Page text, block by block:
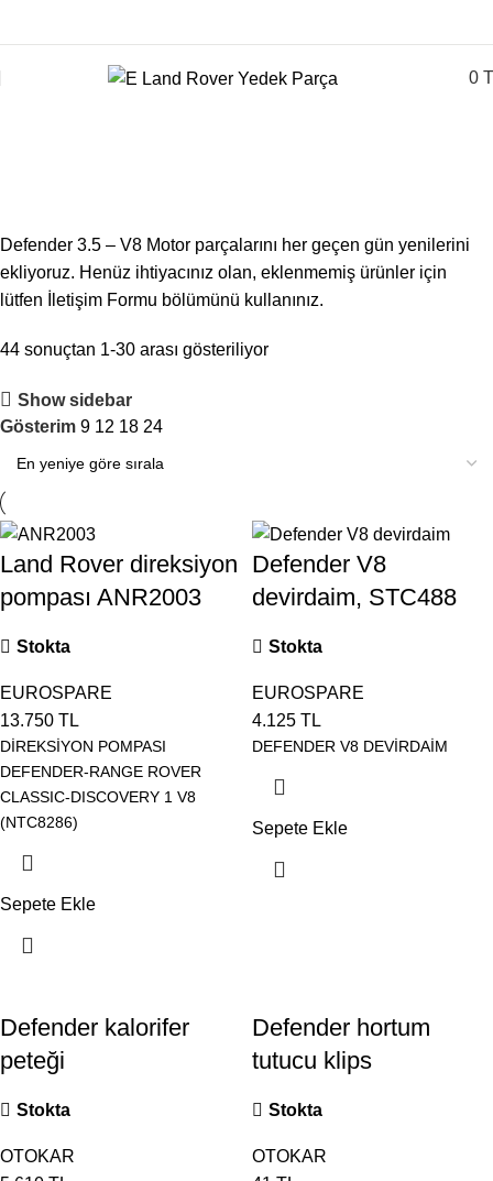
0
Defender 3.5 – V8 Motor parçalarını her geçen gün yenilerini
ekliyoruz. Henüz ihtiyacınız olan, eklenmemiş ürünler için
lütfen İletişim Formu bölümünü kullanınız.
44 sonuçtan 1-30 arası gösteriliyor
Show sidebar
Gösterim 9 12 18 24
Land Rover direksiyon
pompası ANR2003
Stokta
EUROSPARE
13.750 TL
DİREKSİYON POMPASI
DEFENDER-RANGE ROVER
CLASSIC-DISCOVERY 1 V8
(NTC8286)
Sepete Ekle
Defender V8
devirdaim, STC488
Stokta
EUROSPARE
4.125 TL
DEFENDER V8 DEVİRDAİM
Sepete Ekle
Defender kalorifer
peteği
Stokta
OTOKAR
Defender hortum
tutucu klips
Stokta
OTOKAR